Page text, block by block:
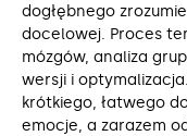
dogłębnego
docelowej. Proces
mózgów, analiza
wersji i
krótkiego, łatwego
emocje, a zarazem